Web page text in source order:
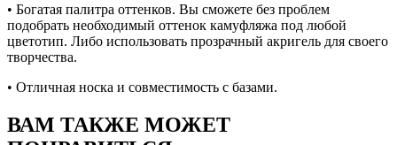
• Богатая палитра оттенков. Вы сможете без проблем
подобрать необходимый оттенок камуфляжа под любой
цветотип. Либо использовать прозрачный акригель для своего
творчества.
• Отличная носка и совместимость с базами.
ВАМ ТАКЖЕ МОЖЕТ